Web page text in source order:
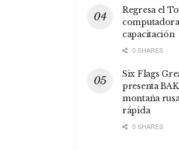
Regresa el
capacitación
0 SHARES
Six Flags
presenta
montaña
rápida
0 SHARES